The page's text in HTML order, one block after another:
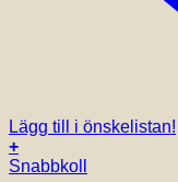
Lägg till i önskelistan!
+
Snabbkoll